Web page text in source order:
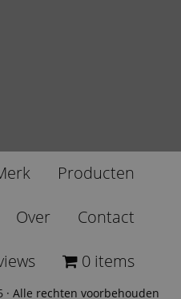
Producten
Over Contact
0 items
· Alle rechten voorbehouden